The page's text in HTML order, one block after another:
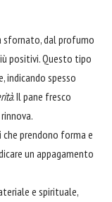
sfornato, dal profumo
positivi. Questo tipo
indicando spesso
. Il pane fresco
prendono forma e
un appagamento
e spirituale,